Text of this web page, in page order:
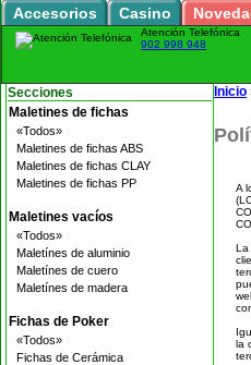
Accesorios
Casino
Atención Telefónica
902 998 948
Secciones
Maletines de fichas
«Todos»
Maletines de fichas ABS
Maletines de fichas CLAY
Maletines de fichas PP
Maletines vacíos
«Todos»
Maletínes de aluminio
Maletínes de cuero
Maletínes de madera
Fichas de Poker
«Todos»
Fichas de Cerámica
Inicio
A
La
la